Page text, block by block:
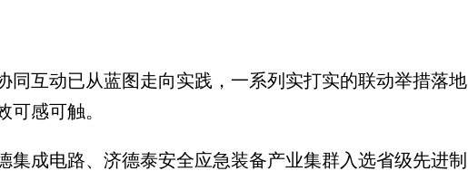
互动已从蓝图走向实践，一系列实打实的联动举措落地
可感可触。
成电路、济德泰安全应急装备产业集群入选省级先进制